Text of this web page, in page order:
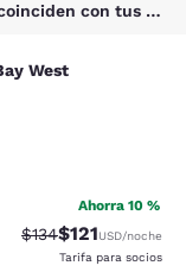
2 hoteles cerca de Green Bay, WI, USA coinciden con tus filtros
West
West
Muy bueno. 3222
Ahorra 10 %
Tarifa tachada:
$134Tarifa reducida:
$121USD/noche
Tarifa para socios